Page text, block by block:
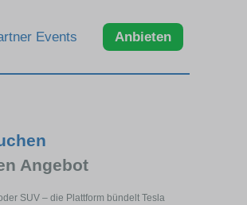
Events Anbieten
Angebot
SUV – die Plattform bündelt Tesla